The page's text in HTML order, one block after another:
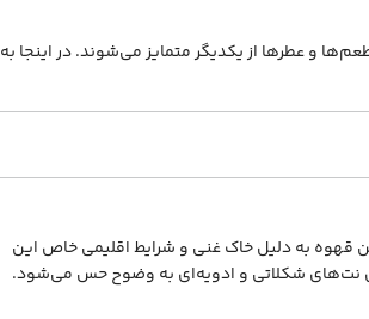
و عطرها از یکدیگر متمایز می‌شوند. در اینجا به
قهوه به دلیل خاک غنی و شرایط اقلیمی خاص این
نت‌های شکلاتی و ادویه‌ای به وضوح حس می‌شود.